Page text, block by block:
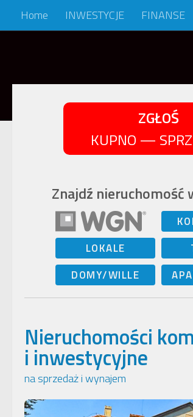
Skip to content
Home INWESTYCJE FINANSE
ZGŁOŚ
KUPNO —
Znajdź nieruchomość
LOKALE
DOMY/WILLE
Nieruchomości
i inwestycyjne
na sprzedaż i wynajem